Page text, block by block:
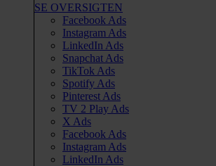
SE OVERSIGTEN
Facebook Ads
Instagram Ads
LinkedIn Ads
Snapchat Ads
TikTok Ads
Spotify Ads
Pinterest Ads
TV 2 Play Ads
X Ads
Facebook Ads
Instagram Ads
LinkedIn Ads